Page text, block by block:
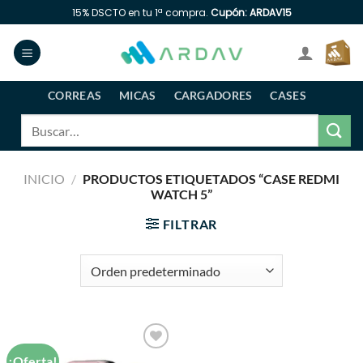
al
contenido
15% DSCTO en tu 1ª compra. Cupón: ARDAV15
CORREAS MICAS CARGADORES
CASES
INICIO / PRODUCTOS ETIQUETADOS “CASE REDMI
WATCH 5”
FILTRAR